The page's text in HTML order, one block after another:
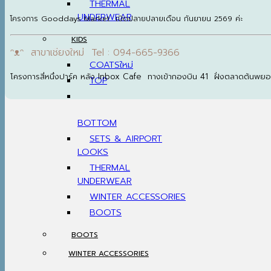
THERMAL
UNDERWEAR
KIDS
COATS
TOP
BOTTOM
SETS & AIRPORT
LOOKS
THERMAL
UNDERWEAR
WINTER ACCESSORIES
BOOTS
BOOTS
WINTER ACCESSORIES
โครงการ Gooddays Market เปิดปลายปลายเดือน กันยายน 2569 ค่ะ
ᵔᴥᵔ สาขาเชียงใหม่ Tel : 094-665-9366
โครงการสี่หนึ่งปาร์ค หลัง Inbox Cafe ทางเข้ากองบิน 41 ฝั่งตลาดต้นพย